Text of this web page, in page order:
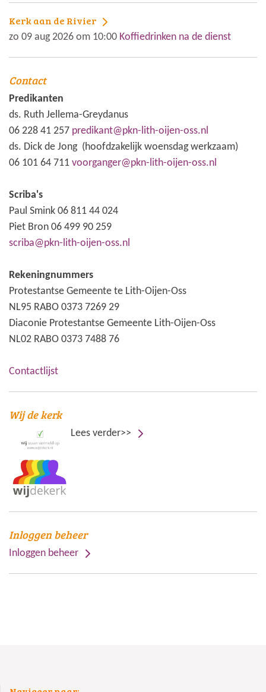
Kerk aan de Rivier
zo 09 aug 2026 om 10:00 Koffiedrinken na de dienst
Contact
Predikanten
ds. Ruth Jellema-Greydanus
06 228 41 257 predikant@pkn-lith-oijen-oss.nl
ds. Dick de Jong (hoofdzakelijk woensdag werkzaam)
06 101 64 711 voorganger@pkn-lith-oijen-oss.nl
Scriba's
Paul Smink 06 811 44 024
Piet Bron 06 499 90 259
scriba@pkn-lith-oijen-oss.nl
Rekeningnummers
Protestantse Gemeente te Lith-Oijen-Oss
NL95 RABO 0373 7269 29
Diaconie Protestantse Gemeente Lith-Oijen-Oss
NL02 RABO 0373 7488 76
Contactlijst
Wij de kerk
Lees verder>>
Inloggen beheer
Inloggen beheer